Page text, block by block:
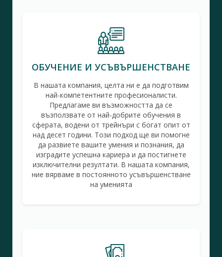
ОБУЧЕНИЕ И УСЪВЪРШЕНСТВАНЕ
В нашата компания, целта ни е да подготвим
най-компетентните професионалисти.
Предлагаме ви възможността да се
възползвате от най-добрите обучения в
сферата, водени от трейнъри с богат опит от
над десет години. Този подход ще ви помогне
да развиете вашите умения и познания, да
изградите успешна кариера и да постигнете
изключителни резултати. В нашата компания,
ние вярваме в постоянното усъвършенстване
на уменията